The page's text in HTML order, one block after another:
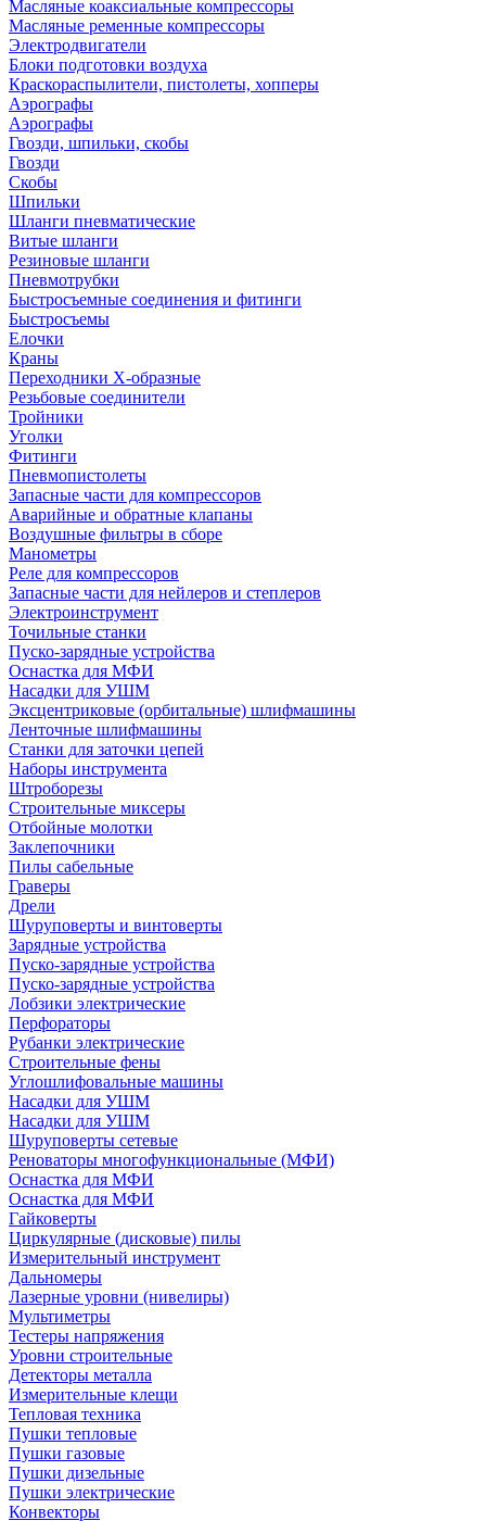
Масляные коаксиальные компрессоры
Масляные ременные компрессоры
Электродвигатели
Блоки подготовки воздуха
Краскораспылители, пистолеты, хопперы
Аэрографы
Аэрографы
Гвозди, шпильки, скобы
Гвозди
Скобы
Шпильки
Шланги пневматические
Витые шланги
Резиновые шланги
Пневмотрубки
Быстросъемные соединения и фитинги
Быстросъемы
Елочки
Краны
Переходники Х-образные
Резьбовые соединители
Тройники
Уголки
Фитинги
Пневмопистолеты
Запасные части для компрессоров
Аварийные и обратные клапаны
Воздушные фильтры в сборе
Манометры
Реле для компрессоров
Запасные части для нейлеров и степлеров
Электроинструмент
Точильные станки
Пуско-зарядные устройства
Оснастка для МФИ
Насадки для УШМ
Эксцентриковые (орбитальные) шлифмашины
Ленточные шлифмашины
Станки для заточки цепей
Наборы инструмента
Штроборезы
Строительные миксеры
Отбойные молотки
Заклепочники
Пилы сабельные
Граверы
Дрели
Шуруповерты и винтоверты
Зарядные устройства
Пуско-зарядные устройства
Пуско-зарядные устройства
Лобзики электрические
Перфораторы
Рубанки электрические
Строительные фены
Углошлифовальные машины
Насадки для УШМ
Насадки для УШМ
Шуруповерты сетевые
Реноваторы многофункциональные (МФИ)
Оснастка для МФИ
Оснастка для МФИ
Гайковерты
Циркулярные (дисковые) пилы
Измерительный инструмент
Дальномеры
Лазерные уровни (нивелиры)
Мультиметры
Тестеры напряжения
Уровни строительные
Детекторы металла
Измерительные клещи
Тепловая техника
Пушки тепловые
Пушки газовые
Пушки дизельные
Пушки электрические
Конвекторы